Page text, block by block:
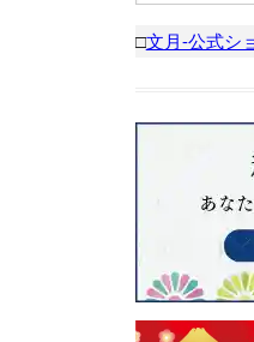
□文月-公式シ